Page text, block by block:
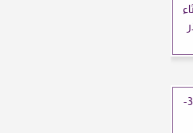
سعر الذهب في الجزائر اليوم الثلاثاء 30-